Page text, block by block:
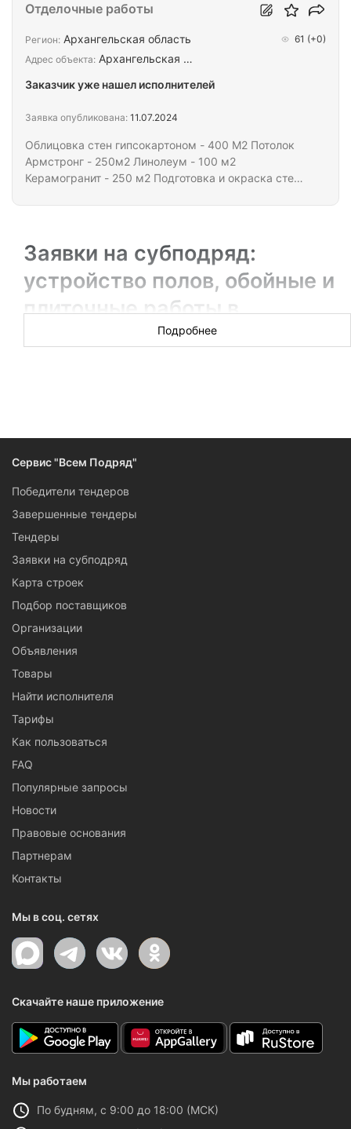
Облицовка стен гипсокартоном - 400 М2 Потолок
Армстронг - 250м2 Линолеум - 100 м2
Керамогранит - 250 м2 Подготовка и окраска стен
Отделочные работы
Регион: Архангельская область 61 (+0)
Адрес объекта: Архангельская …
Заказчик уже нашел исполнителей
Заявка опубликована: 11.07.2024
Заявки на субподряд:
устройство полов, обойные и
плиточные работы в
Архангельске
строительные работы за свой счет.
Если вы в поисках опытных работников на устройство
полов, поклейку обоев и кладку плитки в Архангельске,
Подробнее
Сервис "Всем Подряд"
Победители тендеров
Завершенные тендеры
Тендеры
Заявки на субподряд
Карта строек
Подбор поставщиков
Организации
Объявления
Товары
Найти исполнителя
Тарифы
Как пользоваться
FAQ
Популярные запросы
Новости
Правовые основания
Партнерам
Контакты
Мы в соц. сетях
Скачайте наше приложение
Мы работаем
По будням, с 9:00 до 18:00 (МСК)